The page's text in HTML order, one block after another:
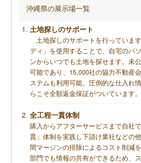
が来ても怖くないと思えるくらい丈夫な家を
と確信しています。アフターケアもばっちり
相談にも乗ってくれたので、これからは注
建てる際にはぜひタマホームをすすめたい
いるくらいです。
調査概要
調査方法：インターネット調査
調査対象：タマホームで注文住宅を建てた人
沖縄県の展示場一覧
土地探しのサポート
土地探しのサポートを行っていま
ディ」を使用することで、自宅のパ
ンからいつでも土地を探せます。未
可能であり、15,000社の協力不動産
ステムも利用可能。圧倒的な仕入れ
らこそ全額返金保証がついています。
全工程一貫体制
購入からアフターサービスまで自社
貫」体制を実践し下請け業社などの
間マージンの排除によるコスト削減
部門でも情報の共有ができるため、